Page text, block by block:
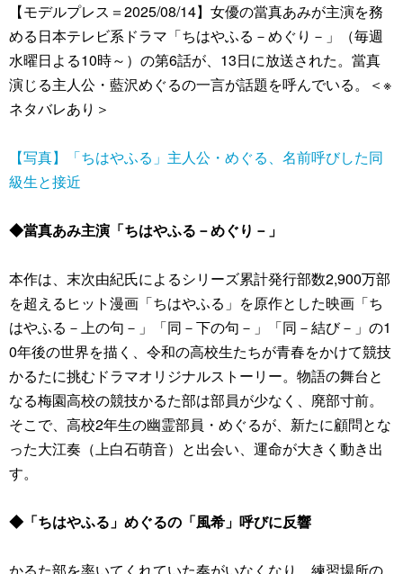
【モデルプレス＝2025/08/14】女優の當真あみが主演を務
める日本テレビ系ドラマ「ちはやふる－めぐり－」（毎週
水曜日よる10時～）の第6話が、13日に放送された。當真
演じる主人公・藍沢めぐるの一言が話題を呼んでいる。＜※
ネタバレあり＞
【写真】「ちはやふる」主人公・めぐる、名前呼びした同
級生と接近
◆當真あみ主演「ちはやふる－めぐり－」
本作は、末次由紀氏によるシリーズ累計発行部数2,900万部
を超えるヒット漫画「ちはやふる」を原作とした映画「ち
はやふる－上の句－」「同－下の句－」「同－結び－」の1
0年後の世界を描く、令和の高校生たちが青春をかけて競技
かるたに挑むドラマオリジナルストーリー。物語の舞台と
なる梅園高校の競技かるた部は部員が少なく、廃部寸前。
そこで、高校2年生の幽霊部員・めぐるが、新たに顧問とな
った大江奏（上白石萌音）と出会い、運命が大きく動き出
す。
◆「ちはやふる」めぐるの「風希」呼びに反響